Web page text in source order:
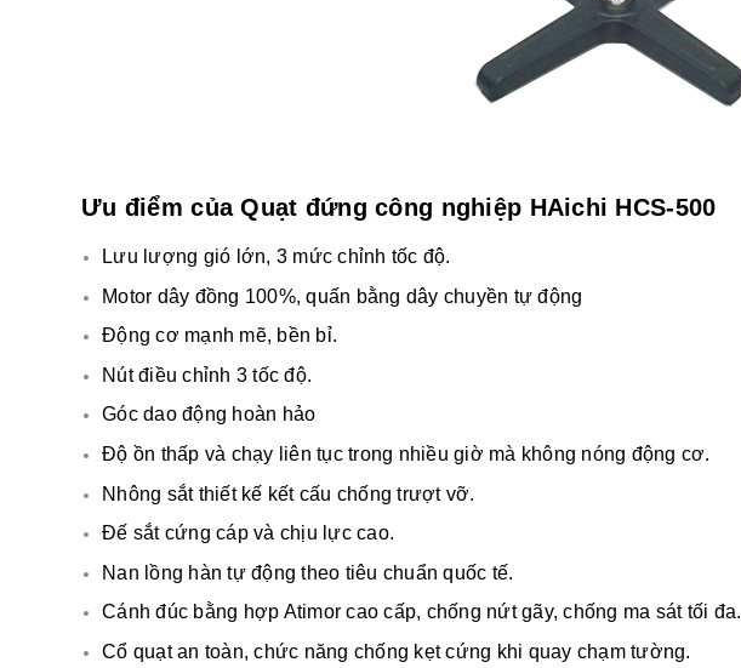
Ưu điểm của Quạt đứng công nghiệp HAichi HCS-500
Lưu lượng gió lớn, 3 mức chỉnh tốc độ.
Motor dây đồng 100%, quấn bằng dây chuyền tự động
Động cơ mạnh mẽ, bền bỉ.
Nút điều chỉnh 3 tốc độ.
Góc dao động hoàn hảo
Độ ồn thấp và chạy liên tục trong nhiều giờ mà không nóng động cơ.
Nhông sắt thiết kế kết cấu chống trượt vỡ.
Đế sắt cứng cáp và chịu lực cao.
Nan lồng hàn tự động theo tiêu chuẩn quốc tế.
Cánh đúc bằng hợp Atimor cao cấp, chống nứt gãy, chống ma sát tối đa.
Cổ quạt an toàn, chức năng chống kẹt cứng khi quay chạm tường.